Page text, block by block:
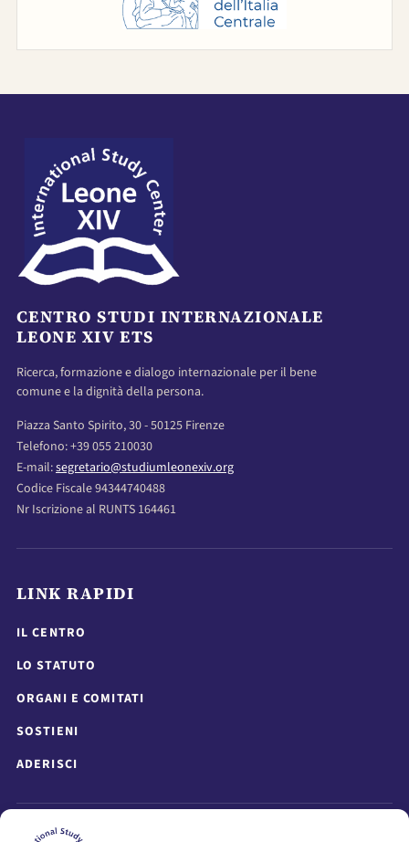
CENTRO STUDI INTERNAZIONALE
LEONE XIV ETS
Ricerca, formazione e dialogo internazionale per il bene
comune e la dignità della persona.
Piazza Santo Spirito, 30 - 50125 Firenze
Telefono: +39 055 210030
E-mail:segretario@studiumleonexiv.org
Codice Fiscale 94344740488
Nr Iscrizione al RUNTS 164461
LINK RAPIDI
IL CENTRO
LO STATUTO
ORGANI E COMITATI
SOSTIENI
ADERISCI